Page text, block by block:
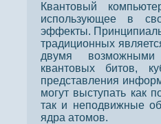
Квантовый
использующее в
эффекты.
традиционных
двумя
квантовых битов,
представления
могут выступать как
так и неподвижные
ядра атомов.